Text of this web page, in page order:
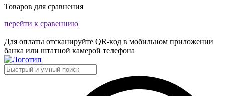
Товаров для сравнения
перейти к сравеннию
Для оплаты отсканируйте QR-код в мобильном приложении
банка или штатной камерой телефона